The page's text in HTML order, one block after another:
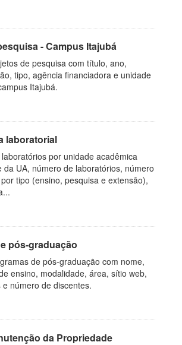
- Campus Itajubá
de pesquisa com título, ano,
tipo, agência financiadora e unidade
Itajubá.
laboratorial
por unidade acadêmica
da UA, número de laboratórios, número
tipo (ensino, pesquisa e extensão),
pós-graduação
de pós-graduação com nome,
ensino, modalidade, área, sítio web,
número de discentes.
da Propriedade